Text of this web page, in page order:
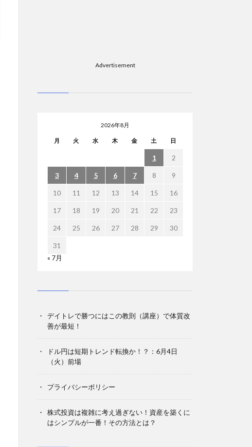
Advertisement
2026年8月
月 火 水 木 金 土 日
1 2
3 4 5 6 7 8 9
10 11 12 13 14 15 16
17 18 19 20 21 22 23
24 25 26 27 28 29 30
31
« 7月
デイトレで勝つにはこの教則（講座）で体質改
善が最短！
ドル円は短期トレンド転換か！？：6月4日
（火）前場
プライバシーポリシー
株式投資は複雑に考え過ぎない！資産を築くに
はシンプルが一番！その方法とは？